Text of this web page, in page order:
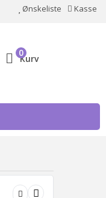
Ønskeliste Kasse
Kurv
0